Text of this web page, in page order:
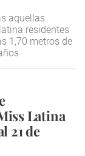
aquellas
residentes
1,70 metros de
Latina
21 de